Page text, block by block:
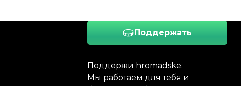
Поддержать
Поддержи hromadske.
Мы работаем для тебя и